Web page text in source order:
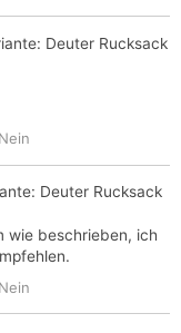
Deuter Rucksack
Nein
Deuter Rucksack
wie beschrieben, ich
Nein